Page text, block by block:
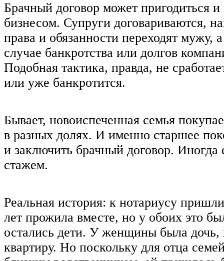
Брачный договор может пригодиться
бизнесом. Супруги договариваются,
права и обязанности переходят
случае банкротства или долгов
Подобная тактика, правда, не
или уже банкротится.
Бывает, новоиспеченная семья
в разных долях. И именно старшее
и заключить брачный договор.
стажем.
Реальная история: к нотариусу
лет прожила вместе, но у обоих это
остались дети. У женщины была дочь,
квартиру. Но поскольку для отца